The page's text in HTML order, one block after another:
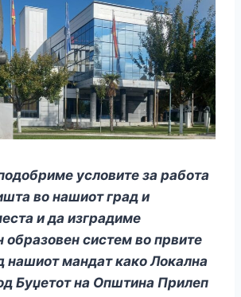
условите за работа
во нашиот град и
и да изградиме
образовен систем во првите
нашиот мандат како Локална
Буџетот на Општина Прилеп